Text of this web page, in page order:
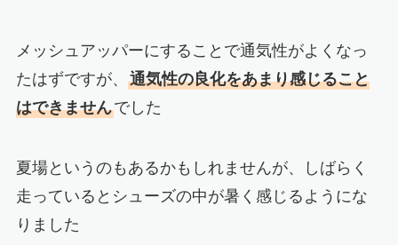
メッシュアッパーにすることで通気性がよくなっ
たはずですが、 通気性の良化をあまり感じること
はできませんでした
夏場というのもあるかもしれませんが、しばらく
走っているとシューズの中が暑く感じるようにな
りました